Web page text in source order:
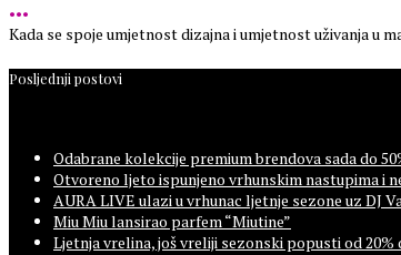
•••
​Kada se spoje umjetnost dizajna i umjetnost uživanja u
Posljednji postovi
Odabrane kolekcije premium brendova sada do
Otvoreno ljeto ispunjeno vrhunskim nastupima i
AURA LIVE ulazi u vrhunac ljetnje sezone uz DJ
Miu Miu lansirao parfem “Miutine”
Ljetnja vrelina, još vreliji sezonski popusti od 20%